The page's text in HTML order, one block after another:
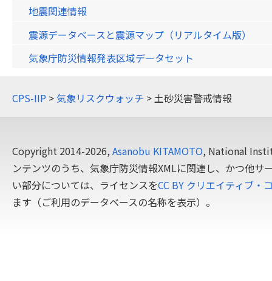
地震関連情報
震源データベースと震源マップ（リアルタイム版）
気象庁防災情報発表区域データセット
CPS-IIP >気象リスクウォッチ > 土砂災害警戒情報
Copyright 2014-2026, Asanobu KITAMOTO, National
ンテンツのうち、気象庁防災情報XMLに関連し、かつ他サ
い部分については、ライセンスをCC BY クリエイティブ・
ます（ご利用のデータベースの名称を表示）。